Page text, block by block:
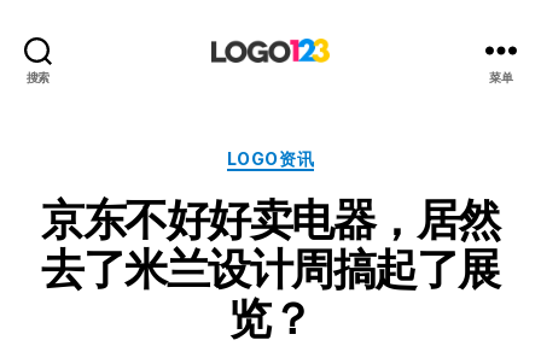
搜索
设
计
博
客
菜单
分
LOGO资讯
京东不好好卖电器，居然
去了米兰设计周搞起了展
览？